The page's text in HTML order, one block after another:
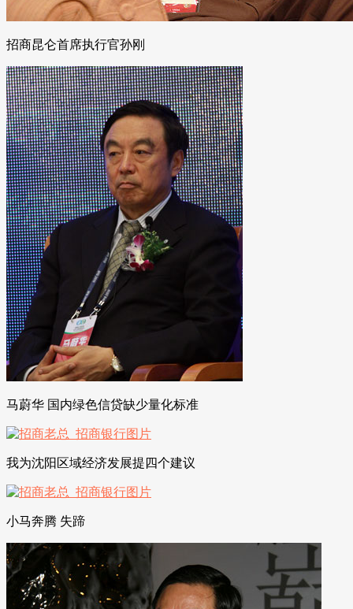
招商昆仑首席执行官孙刚
马蔚华 国内绿色信贷缺少量化标准
我为沈阳区域经济发展提四个建议
小马奔腾 失蹄